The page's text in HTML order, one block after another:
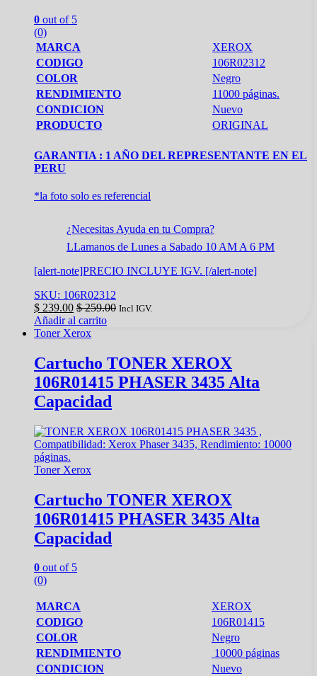
0 out of 5
(0)
MARCA
XEROX
CODIGO
106R02312
COLOR
Negro
RENDIMIENTO
11000 páginas.
CONDICION
Nuevo
PRODUCTO
ORIGINAL
GARANTIA : 1 AÑO DEL REPRESENTANTE EN EL
PERU
*la foto solo es referencial
¿Necesitas Ayuda en tu Compra?
LLamanos de Lunes a Sabado 10 AM A 6 PM
[alert-note]PRECIO INCLUYE IGV. [/alert-note]
SKU: 106R02312
$ 239.00 $259.00 Incl IGV.
Añadir al carrito
Toner Xerox
Cartucho TONER XEROX
106R01415 PHASER 3435 Alta
Capacidad
Toner Xerox
Cartucho TONER XEROX
106R01415 PHASER 3435 Alta
Capacidad
0 out of 5
(0)
MARCA
XEROX
CODIGO
106R01415
COLOR
Negro
RENDIMIENTO
10000 páginas
CONDICION
Nuevo